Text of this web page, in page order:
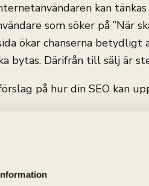
kan tänkas
som söker på ”När
ökar chanserna betydligt
bytas. Därifrån till sälj är
på hur din SEO kan